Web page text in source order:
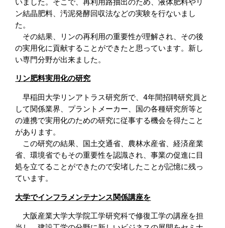
ン結晶肥料、汚泥発酵回収法などの実験を行ないまし
た。
その結果、リンの再利用の重要性が理解され、その後
の実用化に貢献することができたと思っています。新し
い専門分野が出来ました。
リン肥料実用化の研究
早稲田大学リンアトラス研究所で、4年間招聘研究員と
して関係業界、プラントメーカー、国の各種研究所等と
の連携で実用化のための研究に従事する機会を得たこと
があります。
この研究の結果、国土交通省、農林水産省、経済産業
省、環境省でもその重要性を認識され、事業の促進に目
処を立てることができたので安堵したことが記憶に残っ
ています。
大学でインフラメンテナンス関係講座を
大阪産業大学大学院工学研究科で修復工学の講座を担